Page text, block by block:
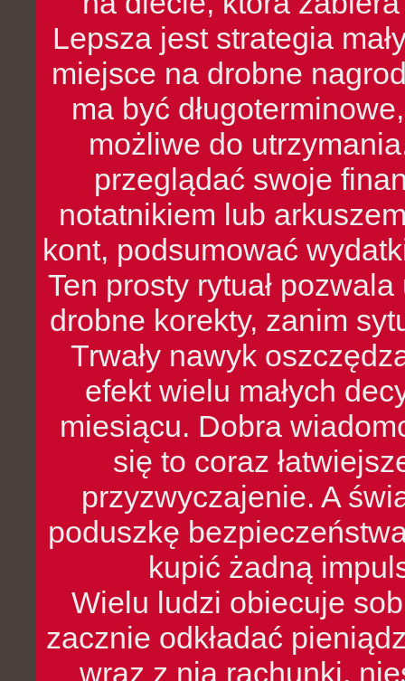
Lepsza jest strategia
miejsce na drobne
ma być
możliwe do
przeglądać swoje
notatnikiem lub
kont, podsumować
Ten prosty rytuał
drobne korekty, zanim
Trwały nawyk
efekt wielu małych
miesiącu. Dobra
się to coraz
przyzwyczajenie. A
poduszkę
kupić żadną
Wielu ludzi obiecuje
zacznie odkładać
wraz z nią rachunki,